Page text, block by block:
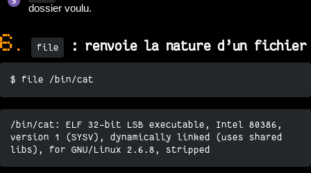
dossier voulu.
6. file : renvoie la nature d’un fichier
$ file /bin/cat
/bin/cat: ELF 32-bit LSB executable, Intel 80386,
version 1 (SYSV), dynamically linked (uses shared
libs), for GNU/Linux 2.6.8, stripped